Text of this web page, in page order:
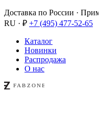
Доставка по России ·
RU · ₽ +7 (495) 477-52-65
Каталог
Новинки
Распродажа
О нас